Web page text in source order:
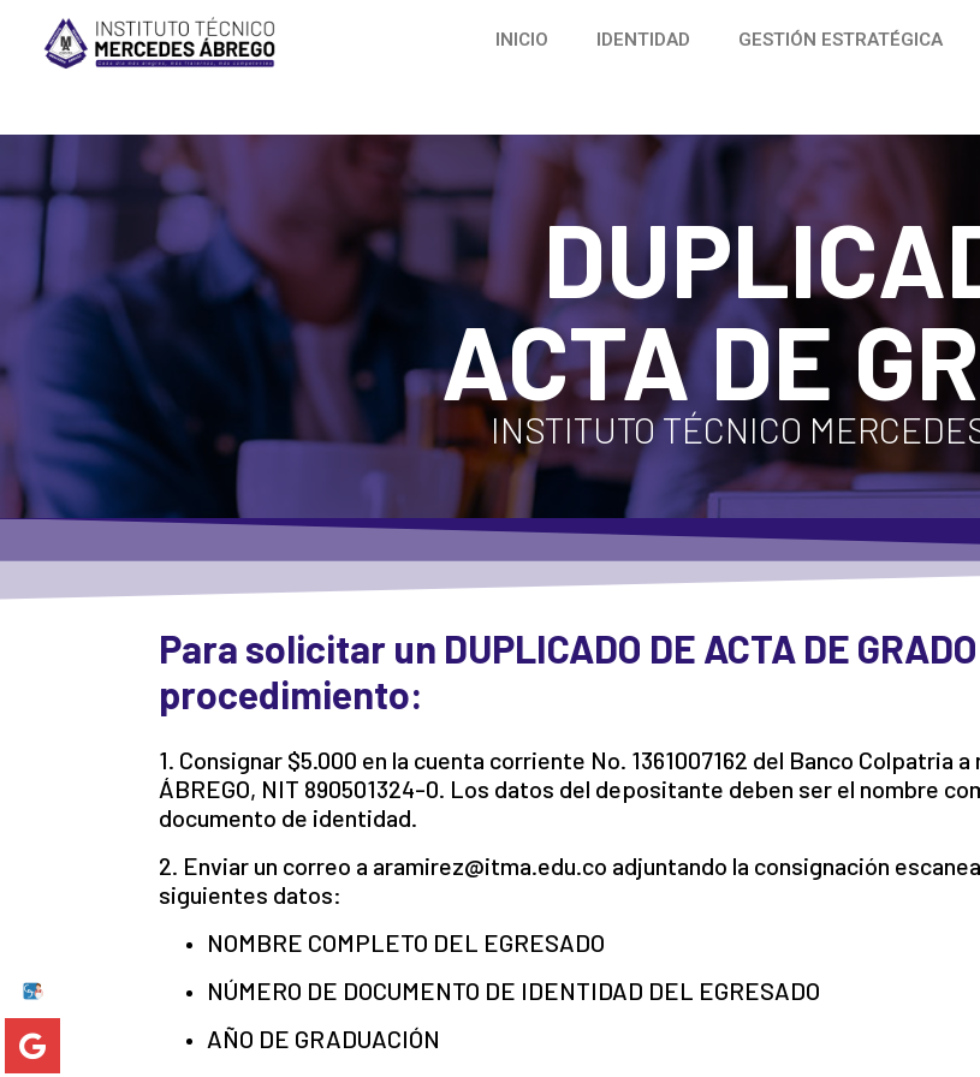
INICIO IDENTIDAD GESTIÓN ESTRATÉGICA
ACTA DE
INSTITUTO TÉCNICO
Para solicitar un DUPLICADO DE ACTA DE
procedimiento:
1. Consignar $5.000 en la cuenta corriente No. 1361007162 del Banco Colpatria
ÁBREGO, NIT 890501324-0. Los datos del depositante deben ser el nombre
documento de identidad.
2. Enviar un correo a aramirez@itma.edu.co adjuntando la consignación
siguientes datos:
NOMBRE COMPLETO DEL EGRESADO
NÚMERO DE DOCUMENTO DE IDENTIDAD DEL EGRESADO
AÑO DE GRADUACIÓN